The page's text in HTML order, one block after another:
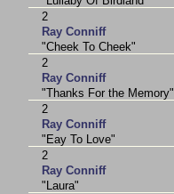
2
Ray Conniff
"Cheek To Cheek"
2
Ray Conniff
"Thanks For the Memory"
2
Ray Conniff
"Eay To Love"
2
Ray Conniff
"Laura"